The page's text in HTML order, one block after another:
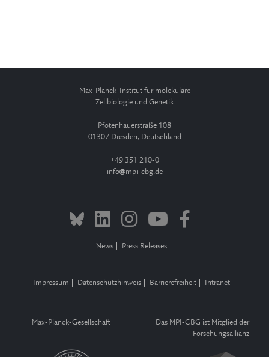
Max-Planck-Institut für molekulare
Zellbiologie und Genetik
Pfotenhauerstraße 108
01307 Dresden, Deutschland
+49 351 210-0
info
mpi-cbg.de
News Press Releases
Impressum Datenschutzhinweis Barrierefreiheit Intranet
Max-Planck-Gesellschaft
Das MPI-CBG ist Mitglied der
Forschungsallianz